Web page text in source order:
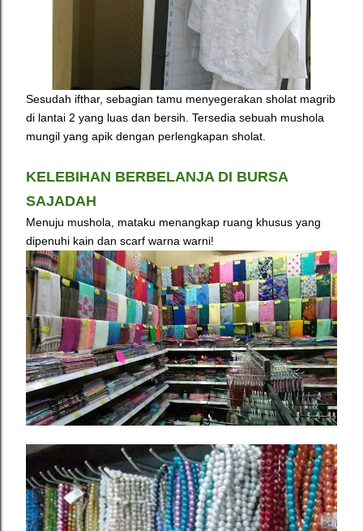
Sesudah ifthar, sebagian tamu menyegerakan sholat magrib
di lantai 2 yang luas dan bersih. Tersedia sebuah mushola
mungil yang apik dengan perlengkapan sholat.
KELEBIHAN BERBELANJA DI BURSA
SAJADAH
Menuju mushola, mataku menangkap ruang khusus yang
dipenuhi kain dan scarf warna warni!